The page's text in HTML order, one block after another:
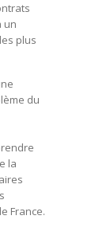
un
plus
du
la
France.